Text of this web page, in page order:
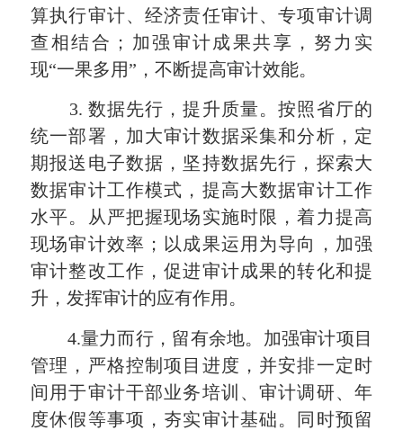
算执行审计、经济责任审计、专项审计调
查相结合； 加强审计成果共享 ，努力实
现“一果多用” ，不断提高审计效能。
3. 数据先行 ，提升质量。按照省厅的
统一部署，加大审计数据采集和分析，定
期报送电子数据，坚持数据先行，探索大
数据审计工作模式， 提高大数据审计工作
水平。从严把握现场实施时限，着力提高
现场审计效率；以成果运用为导向，加强
审计整改工作，促进审计成果的转化和提
升，发挥审计的应有作用。
4.量力而行，留有余地。加强审计项目
管理，严格控制项目进度，并安排一定时
间用于审计干部业务培训、审计调研、年
度休假等事项，夯实审计基础。同时预留